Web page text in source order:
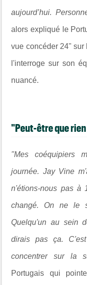
aujourd’hui.
alors expliqué le
vue concéder 24"
l'interroge sur son
nuancé.
"Peut-être que
"Mes coéquipiers
journée. Jay Vine
n'étions-nous pas à
changé. On ne le
Quelqu'un au sein
dirais pas ça.
concentrer sur la
Portugais qui